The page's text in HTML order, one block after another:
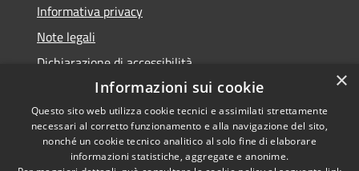
Informativa privacy
Note legali
Dichiarazione di accessibilità
Accessibilità
Copyright © 2026 • Comune di
Cerreto Guidi • Powered by
×
Informazioni sui cookie
Questo sito web utilizza cookie tecnici e assimilati strettamente
necessari al corretto funzionamento e alla navigazione del sito,
nonché un cookie tecnico analitico al solo fine di elaborare
informazioni statistiche, aggregate e anonime.